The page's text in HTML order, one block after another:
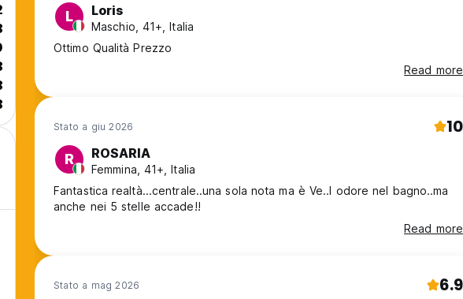
L Loris
Maschio, 41+, Italia
Ottimo Qualità Prezzo
Read more
Stato a giu 2026 10
R ROSARIA
Femmina, 41+, Italia
Fantastica realtà...centrale..una sola nota ma è Ve..l odore nel bagno..ma
anche nei 5 stelle accade!!
Read more
Stato a mag 2026 6.9